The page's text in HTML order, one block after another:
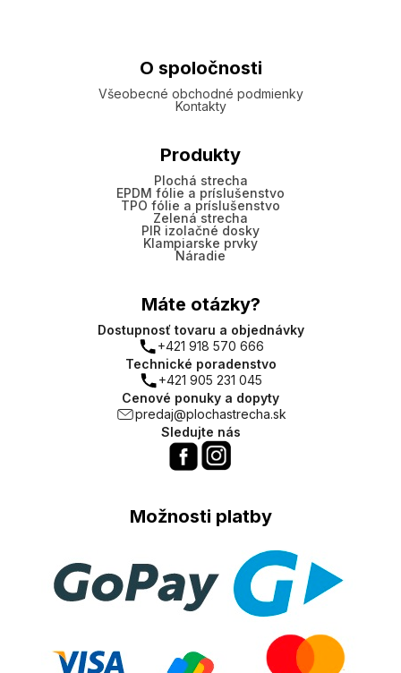
O spoločnosti
Všeobecné obchodné podmienky
Kontakty
Produkty
Plochá strecha
EPDM fólie a príslušenstvo
TPO fólie a príslušenstvo
Zelená strecha
PIR izolačné dosky
Klampiarske prvky
Náradie
Máte otázky?
Dostupnosť tovaru a objednávky
+421 918 570 666
Technické poradenstvo
+421 905 231 045
Cenové ponuky a dopyty
predaj@plochastrecha.sk
Sledujte nás
Možnosti platby